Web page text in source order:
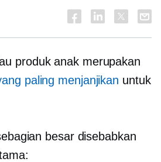
produk anak merupakan
paling menjanjikan untuk
besar disebabkan